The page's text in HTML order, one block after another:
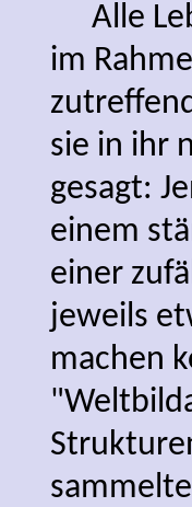
Alle
im
sie in ihr
gesagt:
einem
einer
jeweils
machen